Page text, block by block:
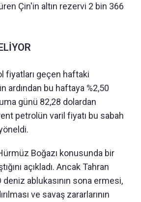
Çin'in altın rezervi 2 bin 366
fiyatları geçen haftaki
ardından bu haftaya %2,50
günü 82,28 dolardan
petrolün varil fiyatı bu sabah
Boğazı konusunda bir
açıkladı. Ancak Tahran
ablukasının sona ermesi,
ve savaş zararlarının